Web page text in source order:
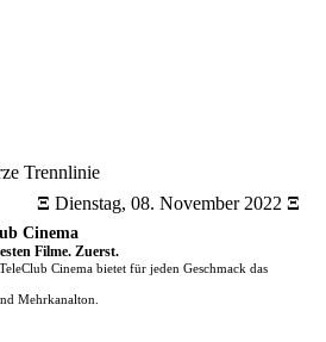
Ξ Dienstag, 08. November 2022 Ξ
Cinema
Filme. Zuerst.
Cinema bietet für jeden Geschmack das
Mehrkanalton.